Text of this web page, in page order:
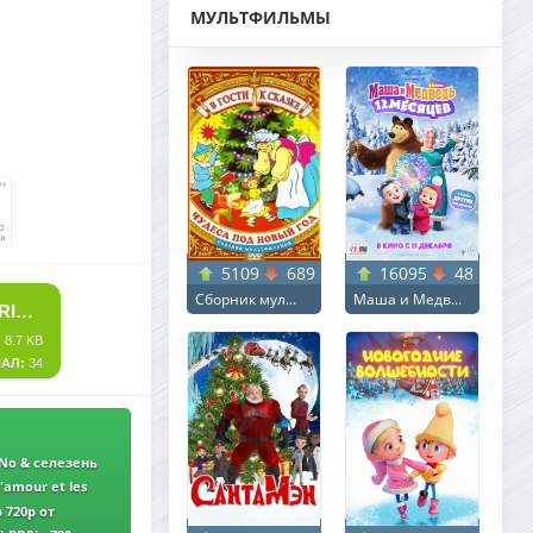
СКАЧАТЬ ТОРРЕНТ ЧАСТНАЯ ЖИЗНЬ / VIE PRIVÉE / A PRIVATE LIFE (2025) BDRIP ОТ DOMINO & СЕЛЕЗЕНЬ | D | CPI FILMS
8.7 KB
34
& селезень
et les
| D | CPI Films
от
МУЛЬТФИЛЬМЫ
5109 689
Сборник мул...
16095 48
Маша и Медв...